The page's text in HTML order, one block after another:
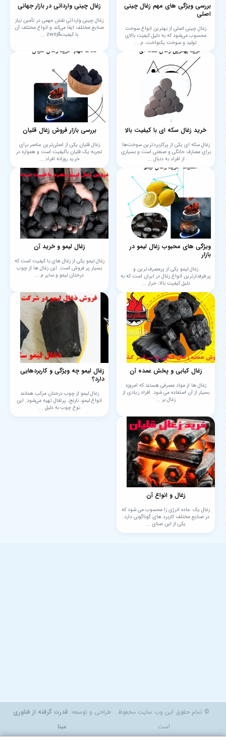
بررسی ویژگی های مهم زغال چینی
اصلی
زغال چینی اصلی از بهترین انواع سوخت
محسوب می‌شود که به دلیل کیفیت بالای
تولید و سوخت یکنواخت، م ...
زغال چینی وارداتی در بازار جهانی
زغال چینی وارداتی نقش مهمی در تأمین نیاز
صنایع مختلف ایفا می‌کند و انواع مختلف آن
با کیفیت&zwnj ...
خرید زغال سکه ای با کیفیت بالا
زغال سکه ای یکی از پرکاربردترین سوخت‌ها
برای مصارف خانگی و صنعتی است و بسیاری
از افراد به دنبال ...
بررسی بازار فروش زغال قلیان
زغال قلیان یکی از اصلی‌ترین عناصر برای
تجربه یک قلیان باکیفیت است و همواره در
خرید روزانه افراد ...
ویژگی های محبوب زغال لیمو در
بازار
زغال لیمو یکی از پرمصرف‌ترین و
پرطرفدارترین انواع زغال در ایران است که به
دلیل کیفیت بالا، حرار ...
زغال لیمو و خرید آن
زغال لیمو یکی از زغال های با کیفیت است که
بسیار پر فروش است. این زغال ها از چوب
درختان لیمو و سایر م ...
زغال کبابی و پخش عمده آن
زغال‌ ها از مواد مصرفی هستند که امروزه
بسیار از آن استفاده می‌ شود. افراد زیادی از
زغال بر ...
زغال لیمو چه ویژگی و کاربردهایی
دارد؟
زغال لیمو از چوب درختان مرکب همانند
انواع لیمو، نارنج، پرتقال تهیه می‌شود. این
نوع چوب به دلیل ...
زغال و انواع آن
زغال یک ماده انرژی زا محسوب می شود که
در صنایع مختلف کاربرد های گوناگونی دارد.
یکی از این صنای ...
© تمام حقوق این وب سایت محفوظ
است
طراحی و توسعه: قدرت گرفته از فناوری
مبنا